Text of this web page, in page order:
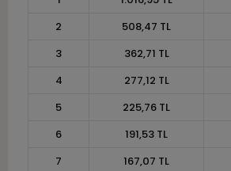
2
508,47 TL
3
362,71 TL
4
277,12 TL
5
225,76 TL
6
191,53 TL
7
167,07 TL